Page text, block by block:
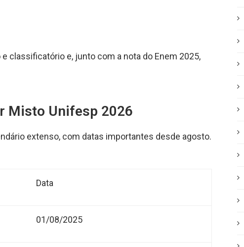
classificatório e, junto com a nota do Enem 2025,
Misto Unifesp 2026
extenso, com datas importantes desde agosto.
Data
01/08/2025